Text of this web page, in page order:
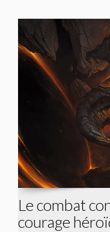
Le combat
courage